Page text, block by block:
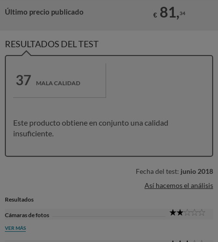
Último precio publicado € 81,34
RESULTADOS DEL TEST
37 MALA CALIDAD
Este producto obtiene en conjunto una calidad
insuficiente.
Fecha del test: junio 2018
Así hacemos el análisis
Resultados
Cámaras de fotos
VER MÁS